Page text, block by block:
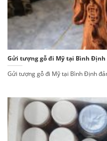
Gửi tượng gỗ đi Mỹ tại Bình Định
Gửi tượng gỗ đi Mỹ tại Bình Định